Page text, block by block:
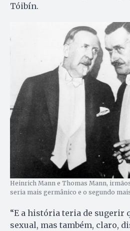
Tóibín.
Heinrich Mann e Thomas Mann,
seria mais germânico e o segundo
“E a história teria de sugerir
sexual, mas também, claro,